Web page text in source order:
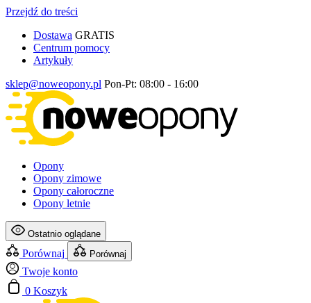
Przejdź do treści
Dostawa GRATIS
Centrum pomocy
Artykuły
sklep@noweopony.pl Pon-Pt: 08:00 - 16:00
Opony
Opony zimowe
Opony całoroczne
Opony letnie
Ostatnio oglądane
Porównaj Porównaj
Twoje konto
0 Koszyk